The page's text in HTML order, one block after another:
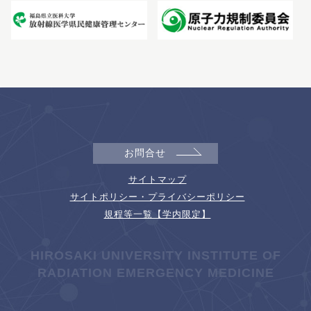
お問合せ
サイトマップ
サイトポリシー・プライバシーポリシー
規程等一覧【学内限定】
HIROSAKI UNIVERSITY INSTITUTE OF
RADIATION EMERGENCY MEDICINE